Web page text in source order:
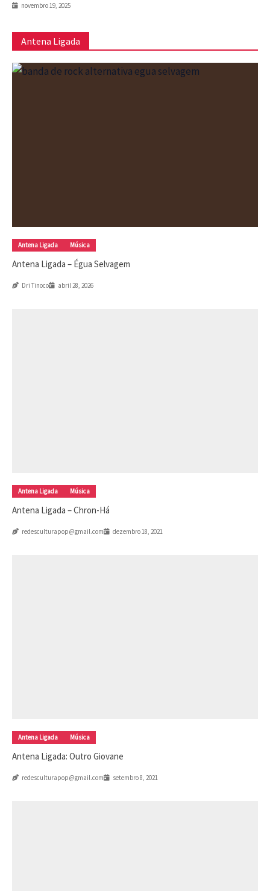
novembro 19, 2025
Antena Ligada
Antena Ligada Música
Antena Ligada – Égua Selvagem
Dri Tinoco abril 28, 2026
Antena Ligada Música
Antena Ligada – Chron-Há
redesculturapop@gmail.com dezembro 18, 2021
Antena Ligada Música
Antena Ligada: Outro Giovane
redesculturapop@gmail.com setembro 8, 2021